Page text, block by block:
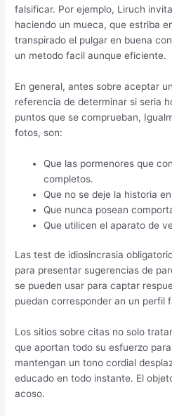
falsificar. Por ejemplo, Liruch
haciendo un mueca, que estriba
transpirado el pulgar en buena
un metodo facil aunque eficiente.
En general, antes sobre aceptar
referencia de determinar si seri­a
puntos que se comprueban,
fotos, son:
Que las pormenores que
completos.
Que no se deje la historia
Que nunca posean
Que utilicen el aparato de
Las test de idiosincrasia
para presentar sugerencias de
se pueden usar para captar
puedan corresponder an un perfil
Los sitios sobre citas no solo
que aportan todo su esfuerzo
mantengan un tono cordial
educado en todo instante. El
acoso.